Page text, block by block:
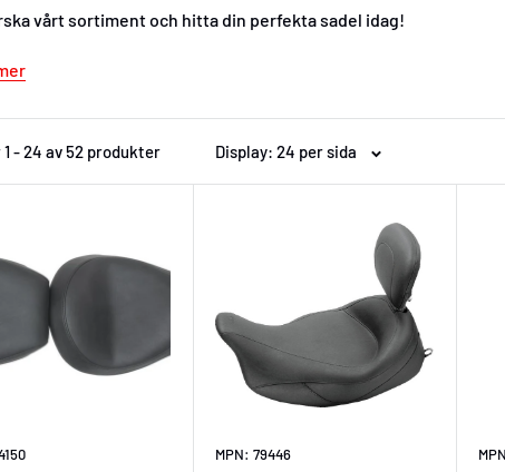
vårt sortiment och hitta din perfekta sadel idag!
1 - 24 av 52 produkter Display: 24 per sida
MPN: 79446